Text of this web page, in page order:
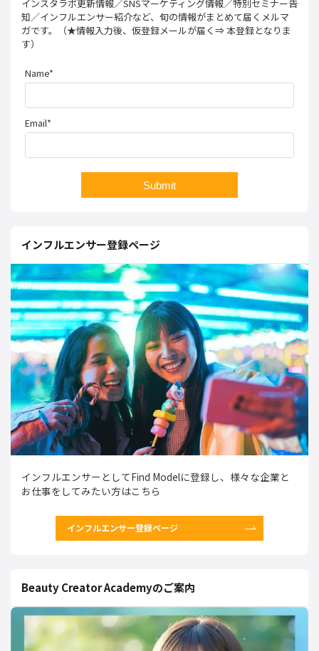
インスタラボ更新情報／SNSマーケティング情報／特別セミナー告
知／インフルエンサー紹介など、旬の情報がまとめて届くメルマ
ガです。（★情報入力後、仮登録メールが届く⇒ 本登録となりま
す）
Name*
Email*
インフルエンサー登録ページ
インフルエンサーとしてFind Modelに登録し、様々な企業と
お仕事をしてみたい方はこちら
インフルエンサー登録ページ
Beauty Creator Academyのご案内